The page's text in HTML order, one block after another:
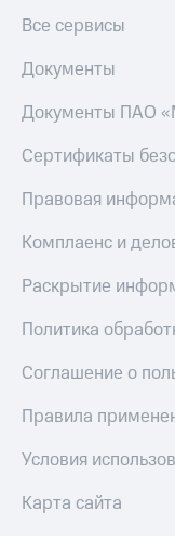
Все сервисы
Документы
Документы ПАО
Сертификаты
Правовая
Комплаенс и
Раскрытие
Политика
Соглашение о
Правила
Условия
Карта сайта